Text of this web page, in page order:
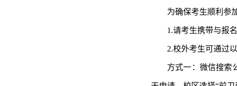
为确保考生顺利参
1.请考生携带与报
2.校外考生可通过
方式一：微信搜索